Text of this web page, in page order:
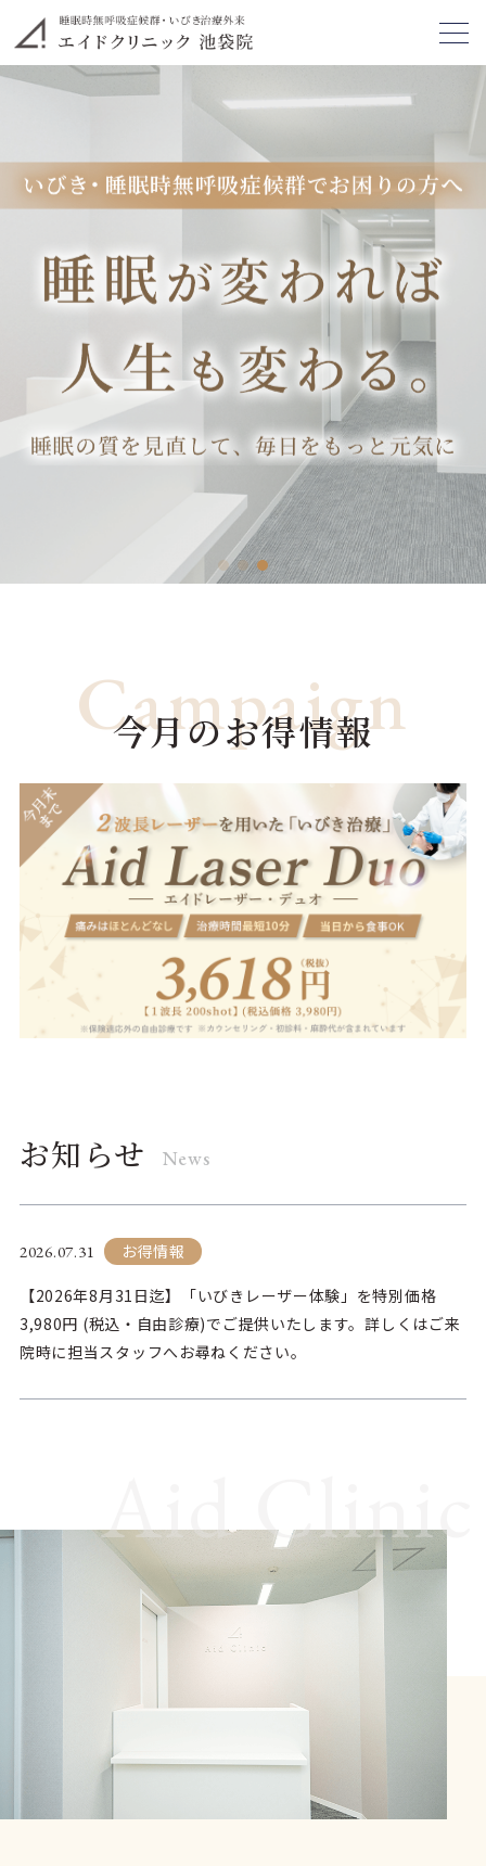
Campaign
今月のお得情報
お知らせ News
2026.07.31 お得情報
【2026年8月31日迄】「いびきレーザー体験」を特別価格
3,980円 (税込・自由診療)でご提供いたします。詳しくはご来
院時に担当スタッフへお尋ねください。